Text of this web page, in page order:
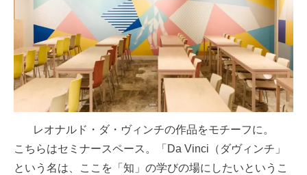
レオナルド・ダ・ヴィンチの作品をモチーフに。
こちらはセミナースペース。「Da Vinci（ダヴィンチ」
という名は、ここを「知」の学びの場にしたいというこ